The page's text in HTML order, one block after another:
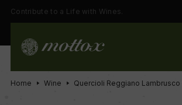
Contribute to a Life with Wines.
Home Wine Quercioli Reggiano Lambrusco